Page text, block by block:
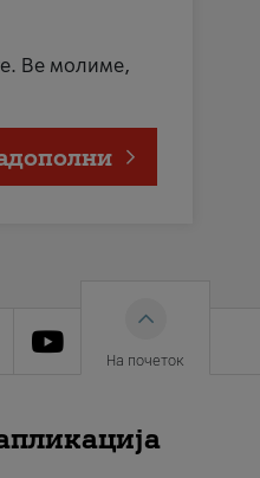
Ве молиме,
На почеток